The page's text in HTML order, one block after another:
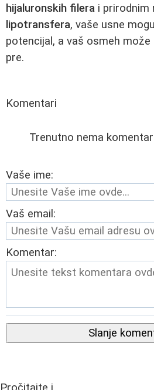
hijaluronskih filera i prirodnim
lipotransfera, vaše usne
potencijal, a vaš osmeh
pre.
Komentari
Trenutno nema
Vaše ime:
Vaš email:
Komentar:
Slanje